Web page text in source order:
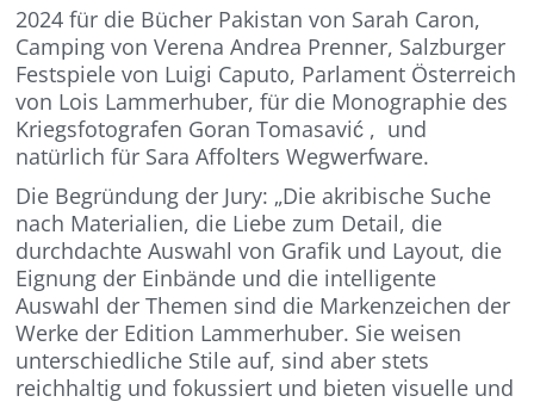
2024 für die Bücher Pakistan von Sarah Caron,
Camping von Verena Andrea Prenner, Salzburger
Festspiele von Luigi Caputo, Parlament Österreich
von Lois Lammerhuber, für die Monographie des
Kriegsfotografen Goran Tomasavić , und
natürlich für Sara Affolters Wegwerfware.
Die Begründung der Jury: „Die akribische Suche
nach Materialien, die Liebe zum Detail, die
durchdachte Auswahl von Grafik und Layout, die
Eignung der Einbände und die intelligente
Auswahl der Themen sind die Markenzeichen der
Werke der Edition Lammerhuber. Sie weisen
unterschiedliche Stile auf, sind aber stets
reichhaltig und fokussiert und bieten visuelle und